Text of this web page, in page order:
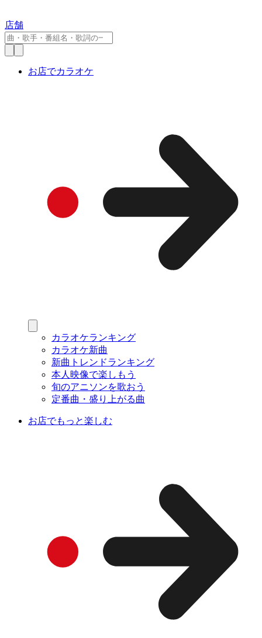
店舗
お店でカラオケ
カラオケランキング
カラオケ新曲
新曲トレンドランキング
本人映像で楽しもう
旬のアニソンを歌おう
定番曲・盛り上がる曲
お店でもっと楽しむ